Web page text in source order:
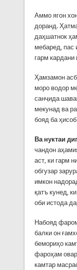
Аммо ягон
доранд.
даҳшатнок
мебаред, пас
гарм
Ҳамзамон
моро водор
санҷида
мекунад ва
бояд ба
Ва нуктаи
чандон
аст, ки гарм
обгузар
имкон
қатъ кунед,
оби истода
Набояд
балки он
бемориҳо
фароҳам
камтар